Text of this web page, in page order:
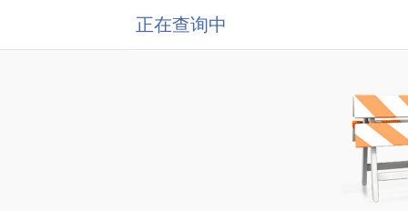
正在查询中